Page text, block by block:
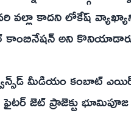
వల్లా కాదని లోకేష్
కాంబినేషన్ అని
మీడియం కంబాట్
ఫైటర్ జెట్ ప్రాజెక్టు భూమిపూజ